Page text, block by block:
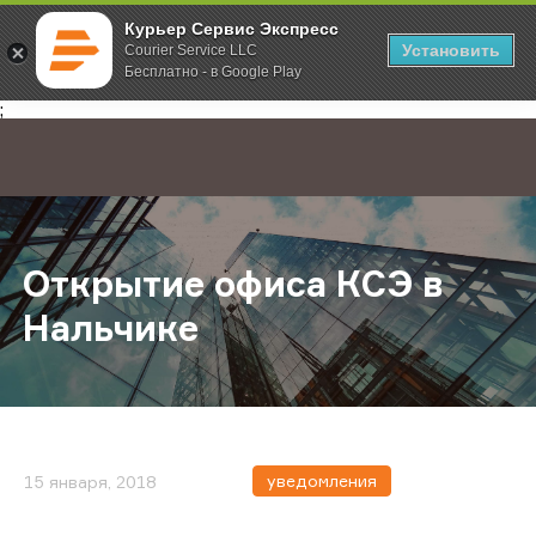
Курьер Сервис Экспресс
Courier Service LLC
Бесплатно - в Google Play
Установить
;
Главная О компании Новости Открытие офиса КСЭ в Нальчике
Открытие офиса КСЭ в
Нальчике
15 января, 2018 уведомления